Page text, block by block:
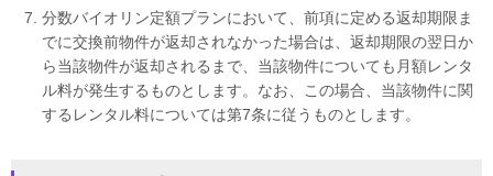
分数バイオリン定額プランにおいて、前項に定める返却期限ま
でに交換前物件が返却されなかった場合は、返却期限の翌日か
ら当該物件が返却されるまで、当該物件についても月額レンタ
ル料が発生するものとします。なお、この場合、当該物件に関
するレンタル料については第7条に従うものとします。